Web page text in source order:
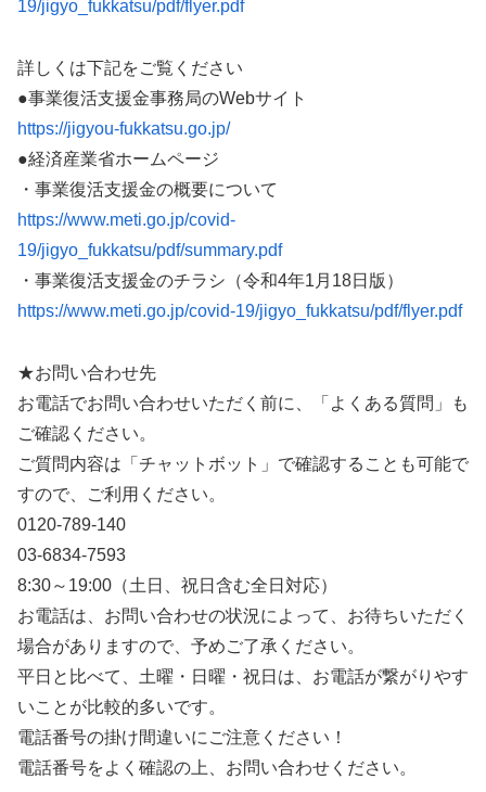
19/jigyo_fukkatsu/pdf/flyer.pdf
詳しくは下記をご覧ください
●事業復活支援金事務局のWebサイト
https://jigyou-fukkatsu.go.jp/
●経済産業省ホームページ
・事業復活支援金の概要について
https://www.meti.go.jp/covid-
19/jigyo_fukkatsu/pdf/summary.pdf
・事業復活支援金のチラシ（令和4年1月18日版）
https://www.meti.go.jp/covid-19/jigyo_fukkatsu/pdf/flyer.pdf
★お問い合わせ先
お電話でお問い合わせいただく前に、「よくある質問」も
ご確認ください。
ご質問内容は「チャットボット」で確認することも可能で
すので、ご利用ください。
0120-789-140
03-6834-7593
8:30～19:00（土日、祝日含む全日対応）
お電話は、お問い合わせの状況によって、お待ちいただく
場合がありますので、予めご了承ください。
平日と比べて、土曜・日曜・祝日は、お電話が繋がりやす
いことが比較的多いです。
電話番号の掛け間違いにご注意ください！
電話番号をよく確認の上、お問い合わせください。